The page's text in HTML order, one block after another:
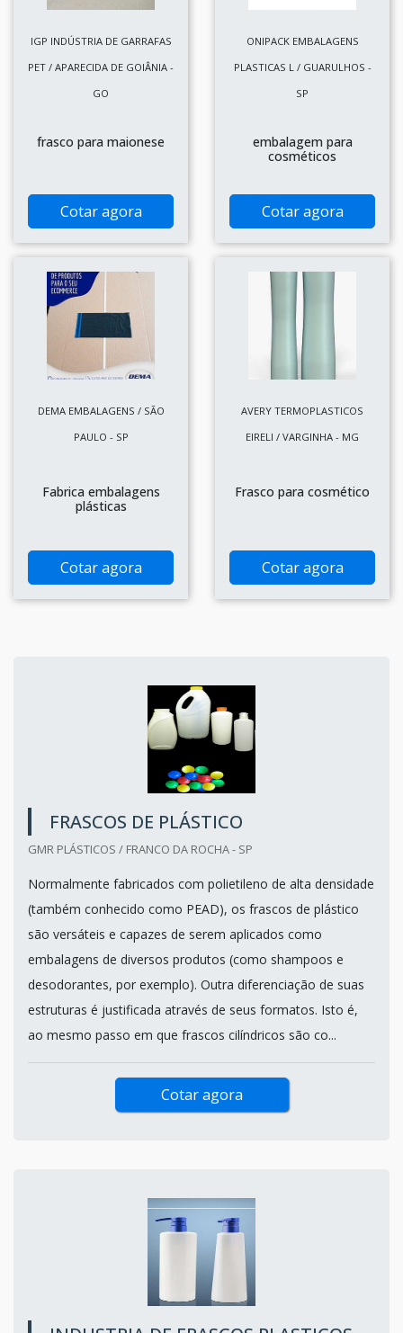
IGP INDÚSTRIA DE GARRAFAS
PET / APARECIDA DE GOIÂNIA -
GO
frasco para maionese
Cotar agora
ONIPACK EMBALAGENS
PLASTICAS L / GUARULHOS -
SP
embalagem para
cosméticos
Cotar agora
DEMA EMBALAGENS / SÃO
PAULO - SP
Fabrica embalagens
plásticas
Cotar agora
AVERY TERMOPLASTICOS
EIRELI / VARGINHA - MG
Frasco para cosmético
Cotar agora
FRASCOS DE PLÁSTICO
GMR PLÁSTICOS / FRANCO DA ROCHA - SP
Normalmente fabricados com polietileno de alta densidade
(também conhecido como PEAD), os frascos de plástico
são versáteis e capazes de serem aplicados como
embalagens de diversos produtos (como shampoos e
desodorantes, por exemplo). Outra diferenciação de suas
estruturas é justificada através de seus formatos. Isto é,
ao mesmo passo em que frascos cilíndricos são co...
Cotar agora